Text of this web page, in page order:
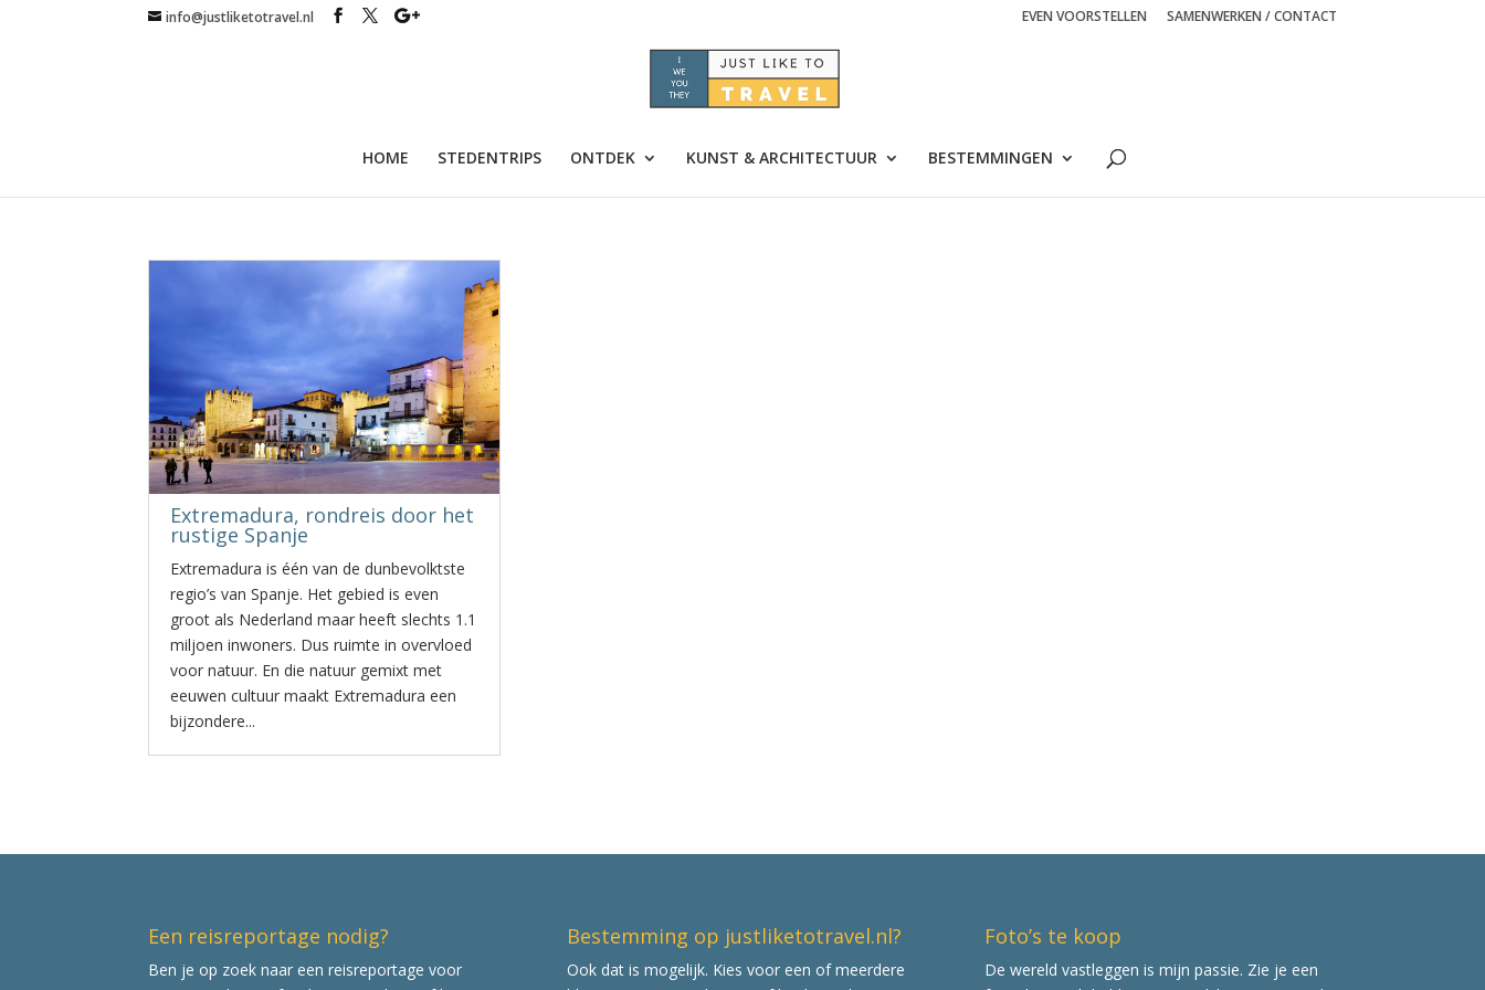
info@justliketotravel.nl EVEN VOORSTELLEN SAMENWERKEN / CONTACT
HOME STEDENTRIPS ONTDEK KUNST & ARCHITECTUUR BESTEMMINGEN
Extremadura, rondreis door het
rustige Spanje
Extremadura is één van de dunbevolktste
regio’s van Spanje. Het gebied is even
groot als Nederland maar heeft slechts 1.1
miljoen inwoners. Dus ruimte in overvloed
voor natuur. En die natuur gemixt met
eeuwen cultuur maakt Extremadura een
bijzondere...
Een reisreportage nodig?
Ben je op zoek naar een reisreportage voor
Bestemming op justliketotravel.nl?
Ook dat is mogelijk. Kies voor een of meerdere
Foto’s te koop
De wereld vastleggen is mijn passie. Zie je een